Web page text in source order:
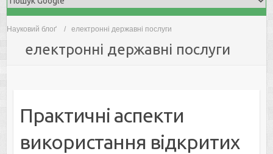
Науковий блоґ електронні державні послуги
електронні державні послуги
Практичні аспекти
використання відкритих